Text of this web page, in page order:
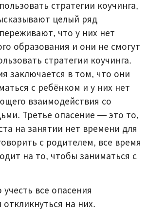
стратегии коучинга,
целый ряд
что у них нет
образования и они не смогут
стратегии коучинга.
заключается в том, что они
с ребёнком и у них нет
взаимодействия со
Третье опасение — это то,
на занятии нет времени для
с родителем, все время
на то, чтобы заниматься с
все опасения
откликнуться на них.